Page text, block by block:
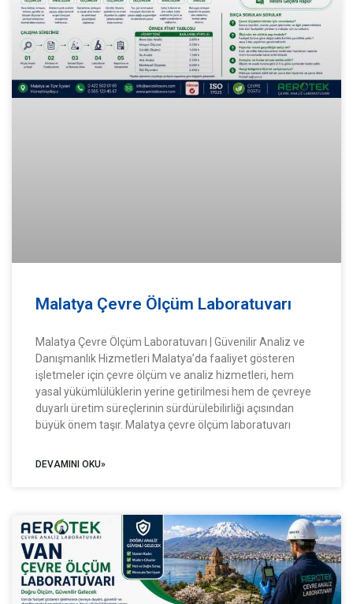
Malatya Çevre Ölçüm Laboratuvarı
Malatya Çevre Ölçüm Laboratuvarı | Güvenilir Analiz ve
Danışmanlık Hizmetleri Malatya’da faaliyet gösteren
işletmeler için çevre ölçüm ve analiz hizmetleri, hem
yasal yükümlülüklerin yerine getirilmesi hem de çevreye
duyarlı üretim süreçlerinin sürdürülebilirliği açısından
büyük önem taşır. Malatya çevre ölçüm laboratuvarı
DEVAMINI OKU»